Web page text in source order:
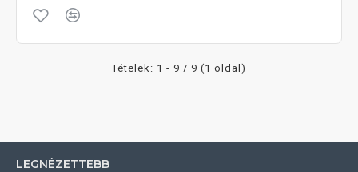
Tételek: 1 - 9 / 9 (1 oldal)
LEGNÉZETTEBB